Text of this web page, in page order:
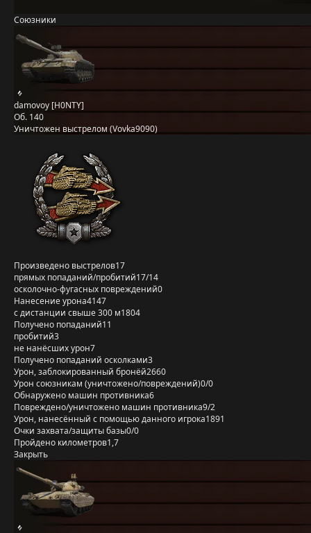
Союзники
damovoy [H0NTY]
Об. 140
Уничтожен выстрелом (Vovka9090)
Произведено выстрелов17
прямых попаданий/пробитий17/14
осколочно-фугасных повреждений0
Нанесение урона4147
с дистанции свыше 300 м1804
Получено попаданий11
пробитий3
не нанёсших урон7
Получено попаданий осколками3
Урон, заблокированный бронёй2660
Урон союзникам (уничтожено/повреждений)0/0
Обнаружено машин противника6
Повреждено/уничтожено машин противника9/2
Урон, нанесённый с помощью данного игрока1891
Очки захвата/защиты базы0/0
Пройдено километров1,7
Закрыть